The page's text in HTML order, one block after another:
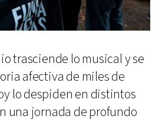
trasciende lo musical y se
afectiva de miles de
lo despiden en distintos
una jornada de profundo